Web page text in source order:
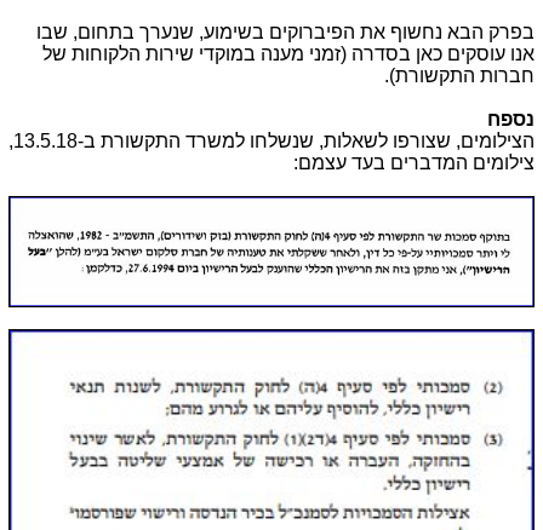
בפרק הבא נחשוף את הפיברוקים בשימוע, שנערך בתחום, שבו
אנו עוסקים כאן בסדרה (זמני מענה במוקדי שירות הלקוחות של
חברות התקשורת).
נספח
הצילומים, שצורפו לשאלות, שנשלחו למשרד התקשורת ב-13.5.18,
צילומים המדברים בעד עצמם: